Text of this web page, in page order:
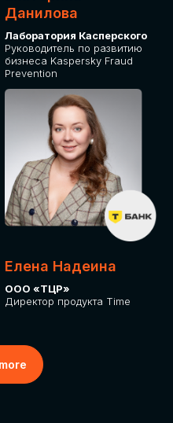
Данилова
Лаборатория Касперского
Руководитель по развитию
бизнеса Kaspersky Fraud
Prevention
Елена Надеина
ООО «ТЦР»
Директор продукта Time